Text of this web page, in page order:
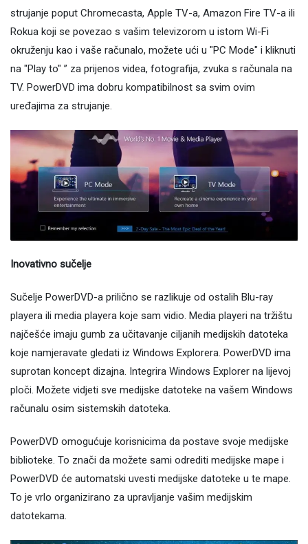
strujanje poput Chromecasta, Apple TV-a, Amazon Fire TV-a ili
Rokua koji se povezao s vašim televizorom u istom Wi-Fi
okruženju kao i vaše računalo, možete ući u "PC Mode" i kliknuti
na "Play to" ” za prijenos videa, fotografija, zvuka s računala na
TV. PowerDVD ima dobru kompatibilnost sa svim ovim
uređajima za strujanje.
Inovativno sučelje
Sučelje PowerDVD-a prilično se razlikuje od ostalih Blu-ray
playera ili media playera koje sam vidio. Media playeri na tržištu
najčešće imaju gumb za učitavanje ciljanih medijskih datoteka
koje namjeravate gledati iz Windows Explorera. PowerDVD ima
suprotan koncept dizajna. Integrira Windows Explorer na lijevoj
ploči. Možete vidjeti sve medijske datoteke na vašem Windows
računalu osim sistemskih datoteka.
PowerDVD omogućuje korisnicima da postave svoje medijske
biblioteke. To znači da možete sami odrediti medijske mape i
PowerDVD će automatski uvesti medijske datoteke u te mape.
To je vrlo organizirano za upravljanje vašim medijskim
datotekama.